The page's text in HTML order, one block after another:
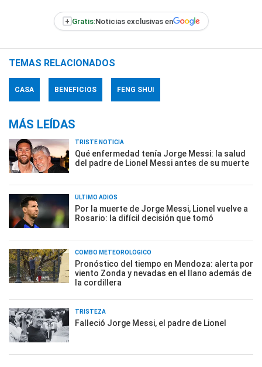
+ Gratis:Noticias exclusivas en
TEMAS RELACIONADOS
CASA BENEFICIOS FENG SHUI
MÁS LEÍDAS
TRISTE NOTICIA
Qué enfermedad tenía Jorge Messi: la salud
del padre de Lionel Messi antes de su muerte
ÚLTIMO ADIÓS
Por la muerte de Jorge Messi, Lionel vuelve a
Rosario: la difícil decisión que tomó
COMBO METEOROLÓGICO
Pronóstico del tiempo en Mendoza: alerta por
viento Zonda y nevadas en el llano además de
la cordillera
TRISTEZA
Falleció Jorge Messi, el padre de Lionel